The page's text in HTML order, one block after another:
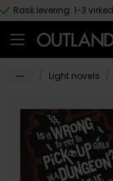
Hopp til
Rask levering: 1-3
Light novels